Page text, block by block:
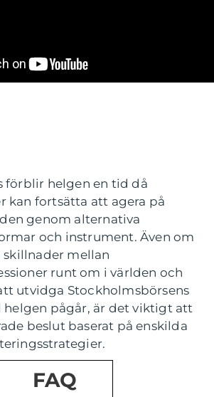
förblir helgen en tid då
kan fortsätta att agera på
genom alternativa
och instrument. Även om
skillnader mellan
runt om i världen och
utvidga Stockholmsbörsens
pågår, är det viktigt att
beslut baserat på enskilda
FAQ